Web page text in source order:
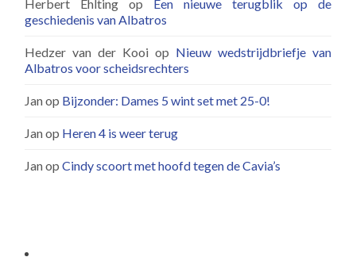
Herbert Ehlting op Een nieuwe terugblik op de
geschiedenis van Albatros
Hedzer van der Kooi op Nieuw wedstrijdbriefje van
Albatros voor scheidsrechters
Janop Bijzonder: Dames 5 wint set met 25-0!
Janop Heren 4 is weer terug
JanopCindy scoort met hoofd tegen de Cavia’s